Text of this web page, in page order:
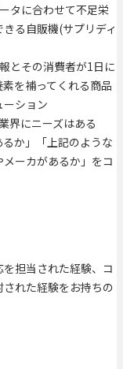
タに合わせて不足栄
る自販機(サプリディ
とその消費者が1日に
を補ってくれる商品
ーション
界にニーズはある
か」「上記のような
ーカがあるか」をコ
担当された経験、コ
れた経験をお持ちの